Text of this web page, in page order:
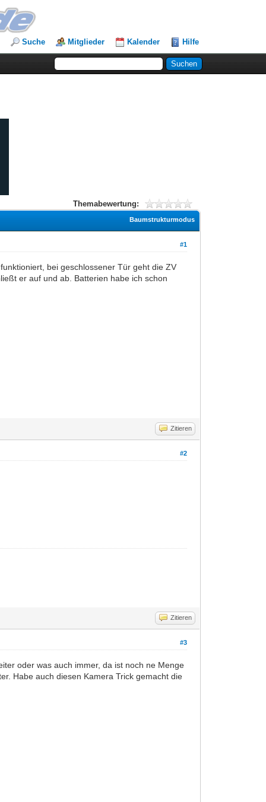
Suche Mitglieder Kalender Hilfe
Themabewertung:
Baumstrukturmodus
#1
bei geschlossener Tür geht die ZV
er auf und ab. Batterien habe ich schon
Zitieren
#2
Zitieren
#3
oder was auch immer, da ist noch ne Menge
Habe auch diesen Kamera Trick gemacht die